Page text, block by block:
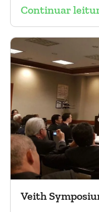
sobre a
multilayer. Mais
sem nenhum caso
Continuar
Veith